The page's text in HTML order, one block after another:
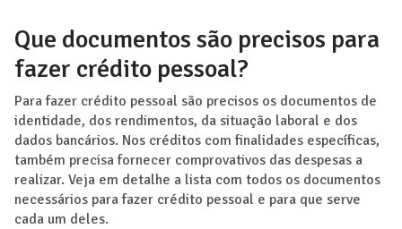
Que documentos são precisos para
fazer crédito pessoal?
Para fazer crédito pessoal são precisos os documentos de
identidade, dos rendimentos, da situação laboral e dos
dados bancários. Nos créditos com finalidades específicas,
também precisa fornecer comprovativos das despesas a
realizar. Veja em detalhe a lista com todos os documentos
necessários para fazer crédito pessoal e para que serve
cada um deles.